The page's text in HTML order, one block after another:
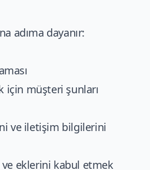
adıma dayanır:
için müşteri şunları
ve iletişim bilgilerini
ve eklerini kabul etmek